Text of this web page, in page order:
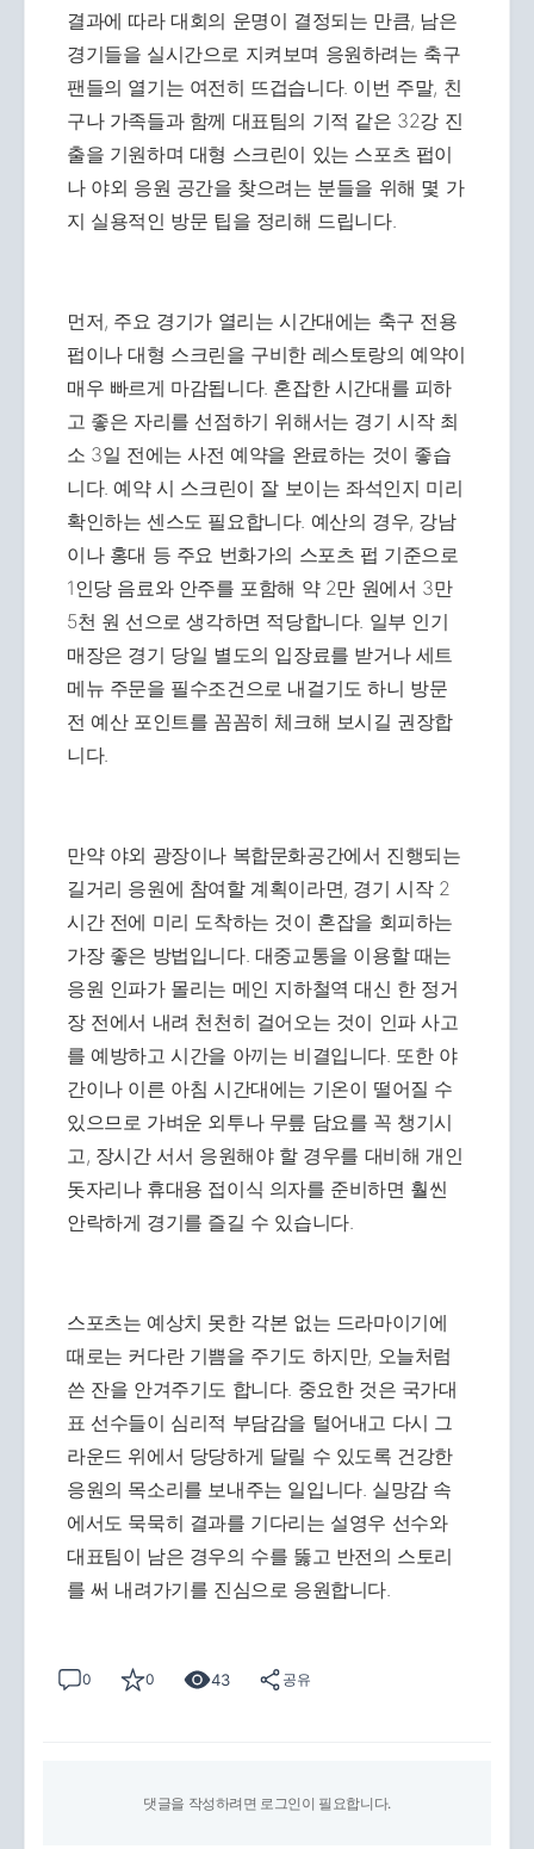
결과에 따라 대회의 운명이 결정되는 만큼, 남은
경기들을 실시간으로 지켜보며 응원하려는 축구
팬들의 열기는 여전히 뜨겁습니다. 이번 주말, 친
구나 가족들과 함께 대표팀의 기적 같은 32강 진
출을 기원하며 대형 스크린이 있는 스포츠 펍이
나 야외 응원 공간을 찾으려는 분들을 위해 몇 가
지 실용적인 방문 팁을 정리해 드립니다.
먼저, 주요 경기가 열리는 시간대에는 축구 전용
펍이나 대형 스크린을 구비한 레스토랑의 예약이
매우 빠르게 마감됩니다. 혼잡한 시간대를 피하
고 좋은 자리를 선점하기 위해서는 경기 시작 최
소 3일 전에는 사전 예약을 완료하는 것이 좋습
니다. 예약 시 스크린이 잘 보이는 좌석인지 미리
확인하는 센스도 필요합니다. 예산의 경우, 강남
이나 홍대 등 주요 번화가의 스포츠 펍 기준으로
1인당 음료와 안주를 포함해 약 2만 원에서 3만
5천 원 선으로 생각하면 적당합니다. 일부 인기
매장은 경기 당일 별도의 입장료를 받거나 세트
메뉴 주문을 필수조건으로 내걸기도 하니 방문
전 예산 포인트를 꼼꼼히 체크해 보시길 권장합
니다.
만약 야외 광장이나 복합문화공간에서 진행되는
길거리 응원에 참여할 계획이라면, 경기 시작 2
시간 전에 미리 도착하는 것이 혼잡을 회피하는
가장 좋은 방법입니다. 대중교통을 이용할 때는
응원 인파가 몰리는 메인 지하철역 대신 한 정거
장 전에서 내려 천천히 걸어오는 것이 인파 사고
를 예방하고 시간을 아끼는 비결입니다. 또한 야
간이나 이른 아침 시간대에는 기온이 떨어질 수
있으므로 가벼운 외투나 무릎 담요를 꼭 챙기시
고, 장시간 서서 응원해야 할 경우를 대비해 개인
돗자리나 휴대용 접이식 의자를 준비하면 훨씬
안락하게 경기를 즐길 수 있습니다.
스포츠는 예상치 못한 각본 없는 드라마이기에
때로는 커다란 기쁨을 주기도 하지만, 오늘처럼
쓴 잔을 안겨주기도 합니다. 중요한 것은 국가대
표 선수들이 심리적 부담감을 털어내고 다시 그
라운드 위에서 당당하게 달릴 수 있도록 건강한
응원의 목소리를 보내주는 일입니다. 실망감 속
에서도 묵묵히 결과를 기다리는 설영우 선수와
대표팀이 남은 경우의 수를 뚫고 반전의 스토리
를 써 내려가기를 진심으로 응원합니다.
0 0 43 공유
댓글을 작성하려면 로그인이 필요합니다.